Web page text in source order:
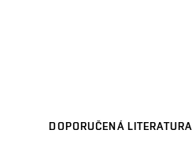
DOPORUČENÁ LITERATURA